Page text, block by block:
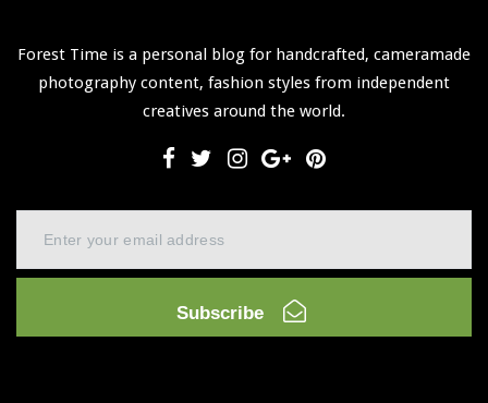
Forest Time is a personal blog for handcrafted, cameramade
photography content, fashion styles from independent
creatives around the world.
Subscribe